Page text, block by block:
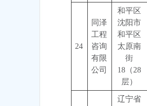
24
同泽
工程
咨询
有限
公司
和平区
沈阳市
和平区
太原南
街
18（28
层）
辽宁省